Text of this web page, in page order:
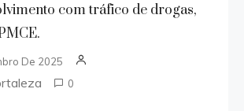
com tráfico de drogas,
De 2025
0